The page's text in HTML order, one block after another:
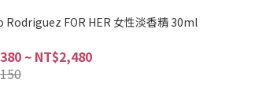
Rodriguez FOR HER 女性淡香精 30ml
~ NT$2,480